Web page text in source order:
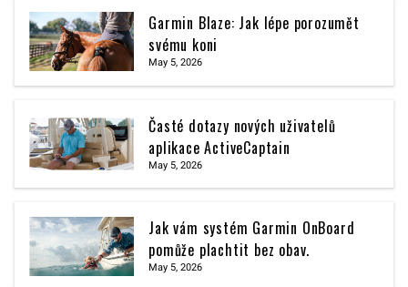
Garmin Blaze: Jak lépe porozumět
svému koni
May 5, 2026
Časté dotazy nových uživatelů
aplikace ActiveCaptain
May 5, 2026
Jak vám systém Garmin OnBoard
pomůže plachtit bez obav.
May 5, 2026